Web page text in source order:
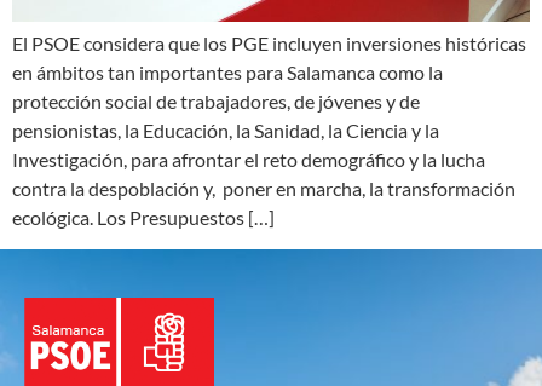
El PSOE considera que los PGE incluyen inversiones históricas
en ámbitos tan importantes para Salamanca como la
protección social de trabajadores, de jóvenes y de
pensionistas, la Educación, la Sanidad, la Ciencia y la
Investigación, para afrontar el reto demográfico y la lucha
contra la despoblación y, poner en marcha, la transformación
ecológica. Los Presupuestos […]